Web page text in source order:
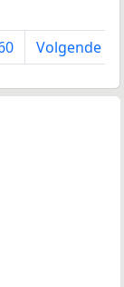
Volgende